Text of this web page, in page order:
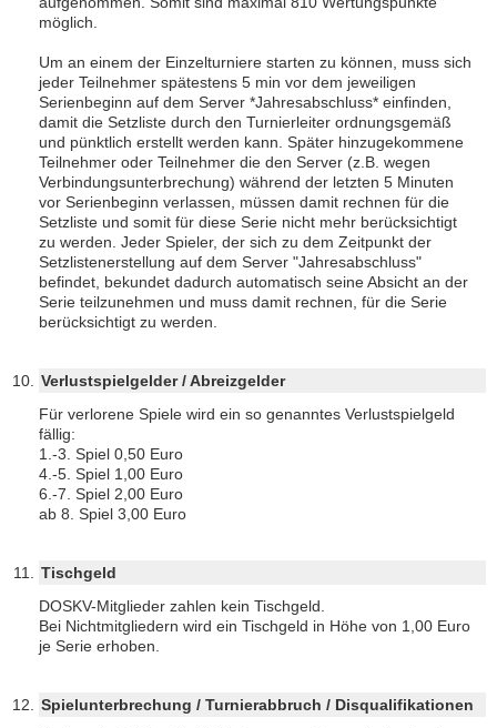
möglich.
Um an einem der Einzelturniere starten zu können, muss sich
jeder Teilnehmer spätestens 5 min vor dem jeweiligen
Serienbeginn auf dem Server *Jahresabschluss* einfinden,
damit die Setzliste durch den Turnierleiter ordnungsgemäß
und pünktlich erstellt werden kann. Später hinzugekommene
Teilnehmer oder Teilnehmer die den Server (z.B. wegen
Verbindungsunterbrechung) während der letzten 5 Minuten
vor Serienbeginn verlassen, müssen damit rechnen für die
Setzliste und somit für diese Serie nicht mehr berücksichtigt
zu werden. Jeder Spieler, der sich zu dem Zeitpunkt der
Setzlistenerstellung auf dem Server "Jahresabschluss"
befindet, bekundet dadurch automatisch seine Absicht an der
Serie teilzunehmen und muss damit rechnen, für die Serie
berücksichtigt zu werden.
Verlustspielgelder / Abreizgelder
Für verlorene Spiele wird ein so genanntes Verlustspielgeld
fällig:
1.-3. Spiel 0,50 Euro
4.-5. Spiel 1,00 Euro
6.-7. Spiel 2,00 Euro
ab 8. Spiel 3,00 Euro
Tischgeld
DOSKV-Mitglieder zahlen kein Tischgeld.
Bei Nichtmitgliedern wird ein Tischgeld in Höhe von 1,00 Euro
je Serie erhoben.
Spielunterbrechung / Turnierabbruch / Disqualifikationen